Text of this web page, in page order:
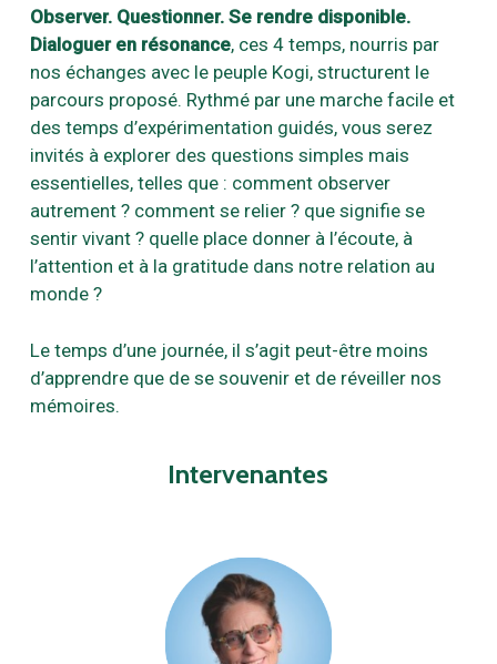
Observer. Questionner. Se rendre disponible.
Dialoguer en résonance, ces 4 temps, nourris par
nos échanges avec le peuple Kogi, structurent le
parcours proposé. Rythmé par une marche facile et
des temps d’expérimentation guidés, vous serez
invités à explorer des questions simples mais
essentielles, telles que : comment observer
autrement ? comment se relier ? que signifie se
sentir vivant ? quelle place donner à l’écoute, à
l’attention et à la gratitude dans notre relation au
monde ?
Le temps d’une journée, il s’agit peut-être moins
d’apprendre que de se souvenir et de réveiller nos
mémoires.
Intervenantes